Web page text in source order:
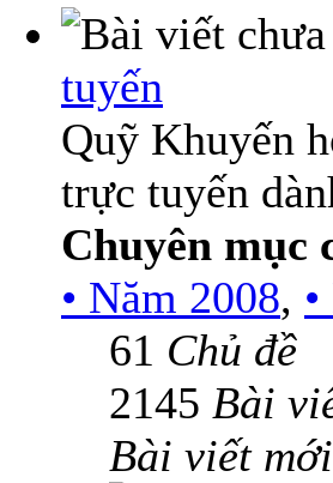
tuyến
Quỹ Khuyến
trực tuyến
Chuyên mục
• Năm 2008,
61 Chủ đề
2145 Bài
Bài viết